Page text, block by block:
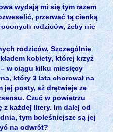
wydają mi się tym razem
przerwać tą cienką
rodziców, żeby nie
rodziców. Szczególnie
kobiety, której krzyż
w ciągu kilku miesięcy
który 3 lata chorował na
jej posty, aż drętwieje ze
Czuć w powietrzu
z każdej litery. Im dalej od
tym boleśniejsze są jej
na odwrót?